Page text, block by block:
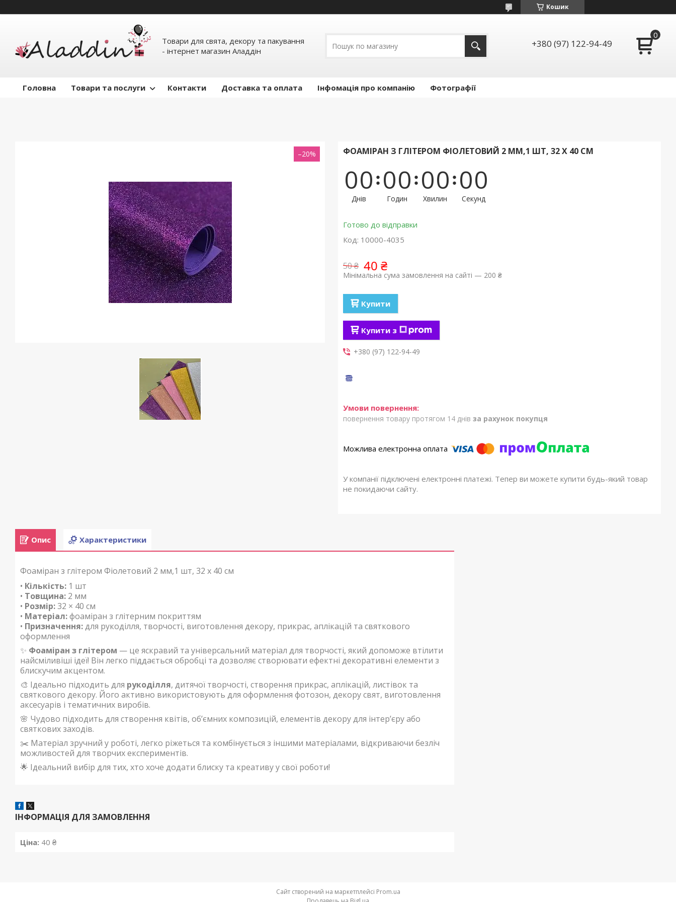
Кошик
Товари для свята, декору та пакування
- інтернет магазин Аладдін
+380 (97) 122-94-49
Головна Товари та послуги Контакти Доставка та оплата Інфомація про компанію Фотографії
–20% ФОАМІРАН З ГЛІТЕРОМ ФІОЛЕТОВИЙ 2 ММ,1 ШТ, 32 Х 40 СМ
00
Днів
00
Годин
00
Хвилин
00
Секунд
Готово до відправки
Код: 10000-4035
50 ₴ 40 ₴
Мінімальна сума замовлення на сайті — 200 ₴
Купити
Купити з
+380 (97) 122-94-49
повернення товару протягом 14 днів за рахунок покупця
У компанії підключені електронні платежі. Тепер ви можете купити будь-який товар
не покидаючи сайту.
Опис Характеристики
Фоаміран з глітером Фіолетовий 2 мм,1 шт, 32 х 40 см
• Кількість: 1 шт
• Товщина: 2 мм
• Розмір:32 × 40 см
• Матеріал:фоаміран з глітерним покриттям
• Призначення:для рукоділля, творчості, виготовлення декору, прикрас, аплікацій та святкового
оформлення
✨ Фоаміран з глітером — це яскравий та універсальний матеріал для творчості, який допоможе втілити
найсміливіші ідеї! Він легко піддається обробці та дозволяє створювати ефектні декоративні елементи з
блискучим акцентом.
🎨 Ідеально підходить для рукоділля, дитячої творчості, створення прикрас, аплікацій, листівок та
святкового декору. Його активно використовують для оформлення фотозон, декору свят, виготовлення
аксесуарів і тематичних виробів.
🌸 Чудово підходить для створення квітів, об’ємних композицій, елементів декору для інтер’єру або
святкових заходів.
✂️ Матеріал зручний у роботі, легко ріжеться та комбінується з іншими матеріалами, відкриваючи безліч
можливостей для творчих експериментів.
🌟 Ідеальний вибір для тих, хто хоче додати блиску та креативу у свої роботи!
ІНФОРМАЦІЯ ДЛЯ ЗАМОВЛЕННЯ
Ціна: 40 ₴
Сайт створений на маркетплейсі Prom.ua